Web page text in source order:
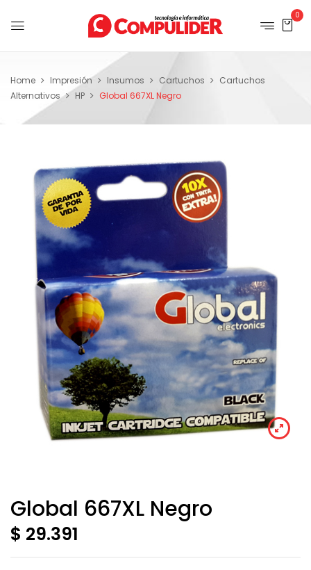
0
Home Impresión Insumos Cartuchos
Cartuchos
Alternativos
HP Global 667XL Negro
Global 667XL Negro
$ 29.391